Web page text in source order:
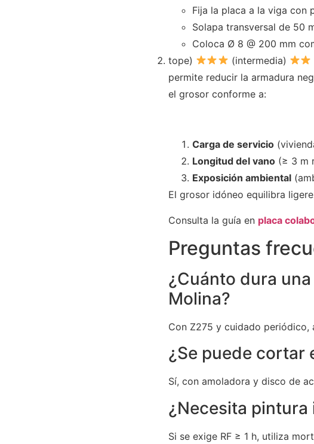
Fija la placa a la viga con
Solapa transversal de 50
Coloca Ø 8 @ 200 mm
tope)
(intermedia)
permite reducir la armadura
el grosor conforme a:
Carga de servicio
Longitud del vano (≥ 3 m
Exposición ambiental
El grosor idóneo equilibra
Consulta la guía en placa
Preguntas
¿Cuánto dura
Molina?
Con Z275 y cuidado periódico,
¿Se puede cortar
Sí, con amoladora y disco de
¿Necesita pintura
Si se exige RF ≥ 1 h, utiliza